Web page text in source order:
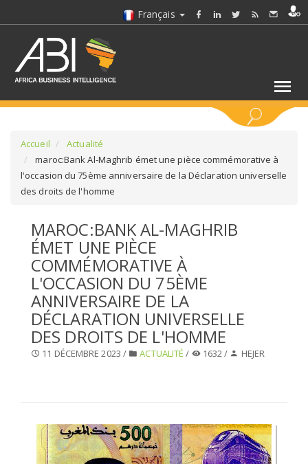
Français
SÉLECTIONNEZ UN/DES SECTEURS
SÉLECTIONNEZ UN DOSSIER
SELECTIONNEZ UNE SECTION
SÉLECTIONNEZ UNE CATÉGORIE
SÉLECTIONNEZ UN/DES PAYS
Accueil
Actualité
maroc:Bank Al-Maghrib émet une pièce commémorative à
l'occasion du 75ème anniversaire de la Déclaration universelle
des droits de l'homme
MAROC:BANK AL-MAGHRIB
ÉMET UNE PIÈCE
COMMÉMORATIVE À
L'OCCASION DU 75ÈME
ANNIVERSAIRE DE LA
DÉCLARATION UNIVERSELLE
DES DROITS DE L'HOMME
11 DÉCEMBRE 2023 / ACTUALITÉ / 1632 / HEJER